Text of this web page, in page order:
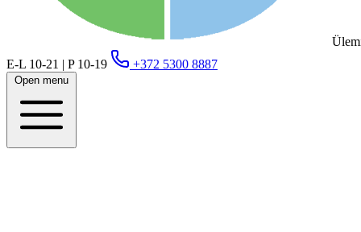
E-L 10-21 | P 10-19
+372 5300 8887
Open menu